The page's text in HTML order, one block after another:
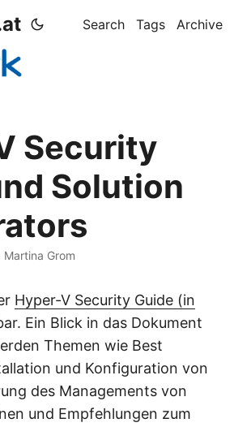
Search Tags Archive
Security
Solution
Martina Grom
Hyper-V Security Guide (in
Ein Blick in das Dokument
Themen wie Best
und Konfiguration von
des Managements von
und Empfehlungen zum